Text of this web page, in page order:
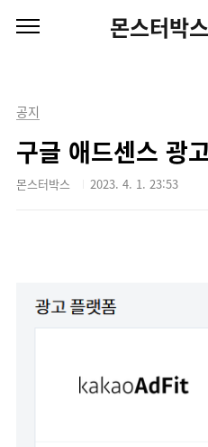
몬스터박
공지
구글 애드센스 광
몬스터박스 2023. 4. 1. 23:53